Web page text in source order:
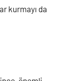
kurmayı da